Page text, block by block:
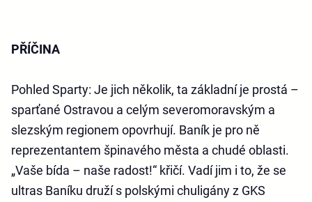
PŘÍČINA
Pohled Sparty: Je jich několik, ta základní je prostá –
sparťané Ostravou a celým severomoravským a
slezským regionem opovrhují. Baník je pro ně
reprezentantem špinavého města a chudé oblasti.
„Vaše bída – naše radost!“ křičí. Vadí jim i to, že se
ultras Baníku druží s polskými chuligány z GKS